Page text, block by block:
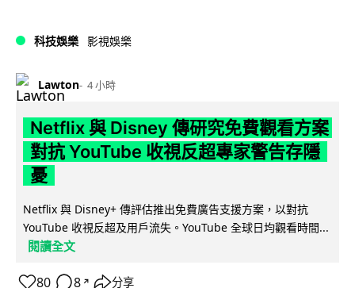
科技娛樂 影視娛樂
Lawton 4 小時
Netflix 與 Disney 傳研究免費觀看方案
對抗 YouTube 收視反超專家警告存隱
憂
Netflix 與 Disney+ 傳評估推出免費廣告支援方案，以對抗
YouTube 收視反超及用戶流失。YouTube 全球日均觀看時間...
閱讀全文
80 8 ↗ 分享